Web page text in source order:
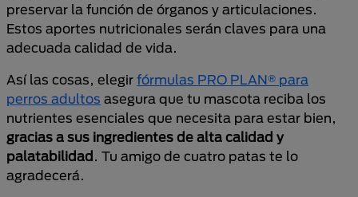
preservar la función de órganos y articulaciones.
Estos aportes nutricionales serán claves para una
adecuada calidad de vida.
Así las cosas, elegir fórmulas PRO PLAN® para
perros adultos asegura que tu mascota reciba los
nutrientes esenciales que necesita para estar bien,
gracias a sus ingredientes de alta calidad y
palatabilidad. Tu amigo de cuatro patas te lo
agradecerá.